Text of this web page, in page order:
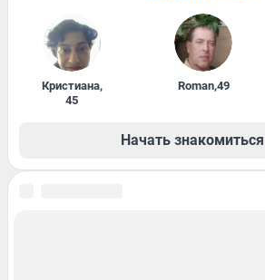
Кристиана,
45
Roman,49
Начать знакомиться